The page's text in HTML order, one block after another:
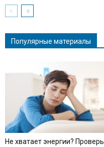
Популярные материалы
Не хватает энергии? Проверь